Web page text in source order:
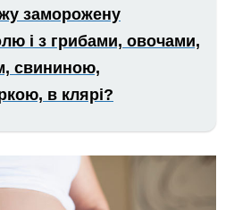
заморожену
і з грибами, овочами,
свининою,
в клярі?